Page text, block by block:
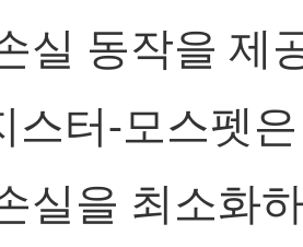
실 동작을 제
스터-모스펫
실을 최소화